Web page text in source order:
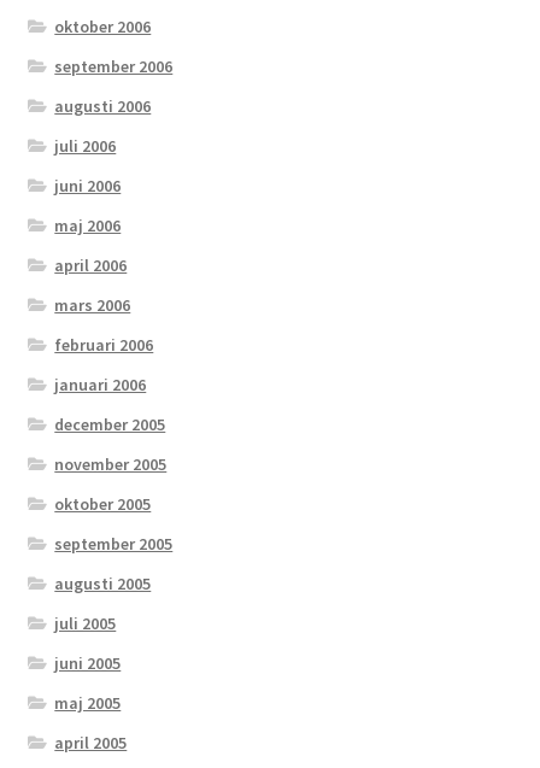
oktober 2006
september 2006
augusti 2006
juli 2006
juni 2006
maj 2006
april 2006
mars 2006
februari 2006
januari 2006
december 2005
november 2005
oktober 2005
september 2005
augusti 2005
juli 2005
juni 2005
maj 2005
april 2005